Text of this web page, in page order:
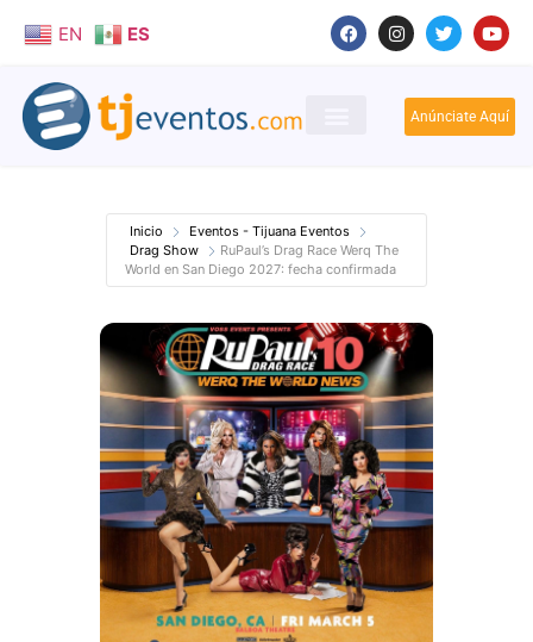
EN ES
Anúnciate Aquí
Inicio
Eventos - Tijuana Eventos
Drag Show
RuPaul’s Drag Race Werq The
World en San Diego 2027: fecha confirmada